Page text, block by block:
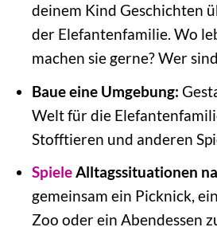
deinem Kind Geschichten
der Elefantenfamilie. Wo
machen sie gerne? Wer
Baue eine Umgebung:
Welt für die
Stofftieren und anderen
SpieleAlltagssituationen
gemeinsam ein Picknick,
Zoo oder ein Abendessen